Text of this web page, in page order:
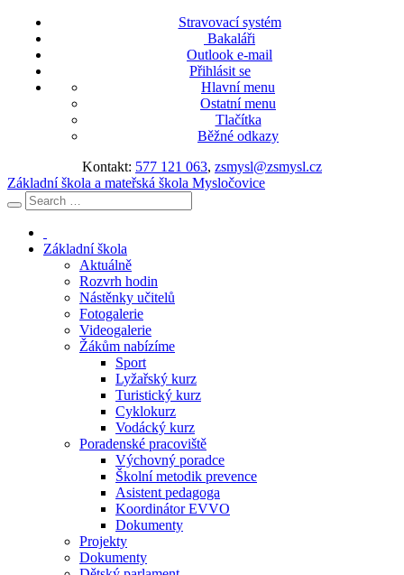
Stravovací systém
Bakaláři
Outlook e-mail
Přihlásit se
Hlavní menu
Ostatní menu
Tlačítka
Běžné odkazy
Kontakt: 577 121 063, zsmysl@zsmysl.cz
Základní škola a mateřská škola Mysločovice
Základní škola
Aktuálně
Rozvrh hodin
Nástěnky učitelů
Fotogalerie
Videogalerie
Žákům nabízíme
Sport
Lyžařský kurz
Turistický kurz
Cyklokurz
Vodácký kurz
Poradenské pracoviště
Výchovný poradce
Školní metodik prevence
Asistent pedagoga
Koordinátor EVVO
Dokumenty
Projekty
Dokumenty